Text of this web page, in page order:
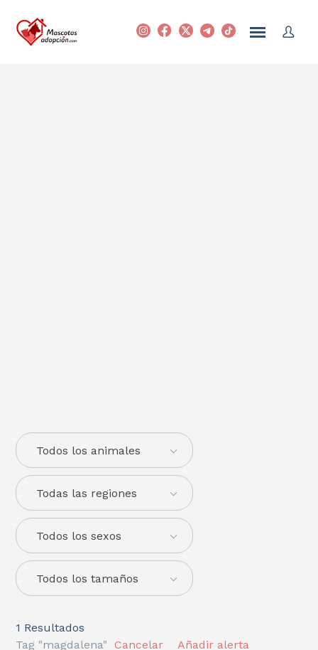
Todas las regiones
Todos los animales
Todos los sexos
Todos los tamaños
1 Resultados
Tag "magdalena"
Cancelar Añadir alerta